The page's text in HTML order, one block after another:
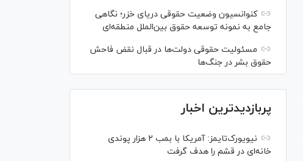
کنوانسیون وضعیت حقوقی دریای خزر؛ نگاهی
جامع به نمونه توسعه حقوق بین‌الملل منطقه‌ای
مسئولیت حقوقی دولت‌ها در قبال نقض‌ فاحش
حقوق بشر در جنگ‌ها
پربازدیدترین اخبار
نیویورک‌تایمز: آمریکا با بمب ۲ هزار پوندی
خانه‌ای در قشم را هدف گرفت